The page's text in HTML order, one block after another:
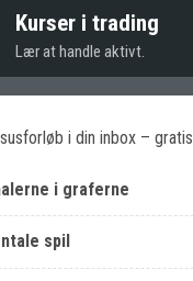
Kurser i trading
Lær at handle aktivt.
i din inbox – gratis
i graferne
spil